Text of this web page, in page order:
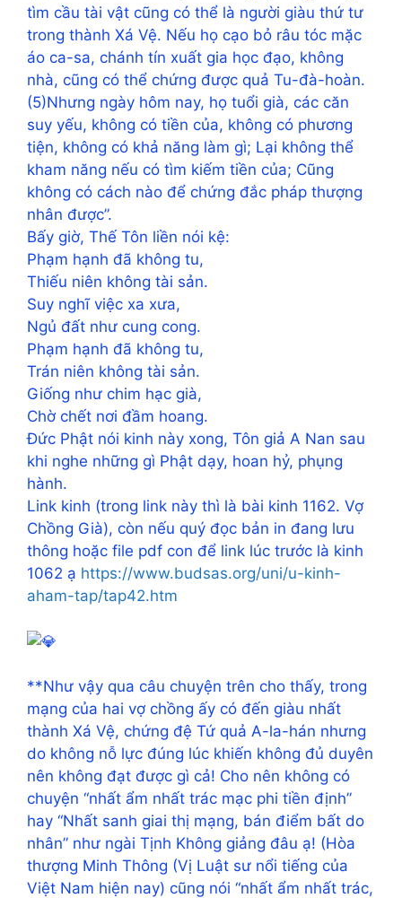
tìm cầu tài vật cũng có thể là người giàu thứ tư
trong thành Xá Vệ. Nếu họ cạo bỏ râu tóc mặc
áo ca-sa, chánh tín xuất gia học đạo, không
nhà, cũng có thể chứng được quả Tu-đà-hoàn.
(5)Nhưng ngày hôm nay, họ tuổi già, các căn
suy yếu, không có tiền của, không có phương
tiện, không có khả năng làm gì; Lại không thể
kham năng nếu có tìm kiếm tiền của; Cũng
không có cách nào để chứng đắc pháp thượng
nhân được”.
Bấy giờ, Thế Tôn liền nói kệ:
Phạm hạnh đã không tu,
Thiếu niên không tài sản.
Suy nghĩ việc xa xưa,
Ngủ đất như cung cong.
Phạm hạnh đã không tu,
Trán niên không tài sản.
Giống như chim hạc già,
Chờ chết nơi đầm hoang.
Đức Phật nói kinh này xong, Tôn giả A Nan sau
khi nghe những gì Phật dạy, hoan hỷ, phụng
hành.
Link kinh (trong link này thì là bài kinh 1162. Vợ
Chồng Già), còn nếu quý đọc bản in đang lưu
thông hoặc file pdf con để link lúc trước là kinh
1062 ạ https://www.budsas.org/uni/u-kinh-
aham-tap/tap42.htm
**Như vậy qua câu chuyện trên cho thấy, trong
mạng của hai vợ chồng ấy có đến giàu nhất
thành Xá Vệ, chứng đệ Tứ quả A-la-hán nhưng
do không nỗ lực đúng lúc khiến không đủ duyên
nên không đạt được gì cả! Cho nên không có
chuyện “nhất ẩm nhất trác mạc phi tiền định”
hay “Nhất sanh giai thị mạng, bán điểm bất do
nhân” như ngài Tịnh Không giảng đâu ạ! (Hòa
thượng Minh Thông (Vị Luật sư nổi tiếng của
Việt Nam hiện nay) cũng nói “nhất ẩm nhất trác,